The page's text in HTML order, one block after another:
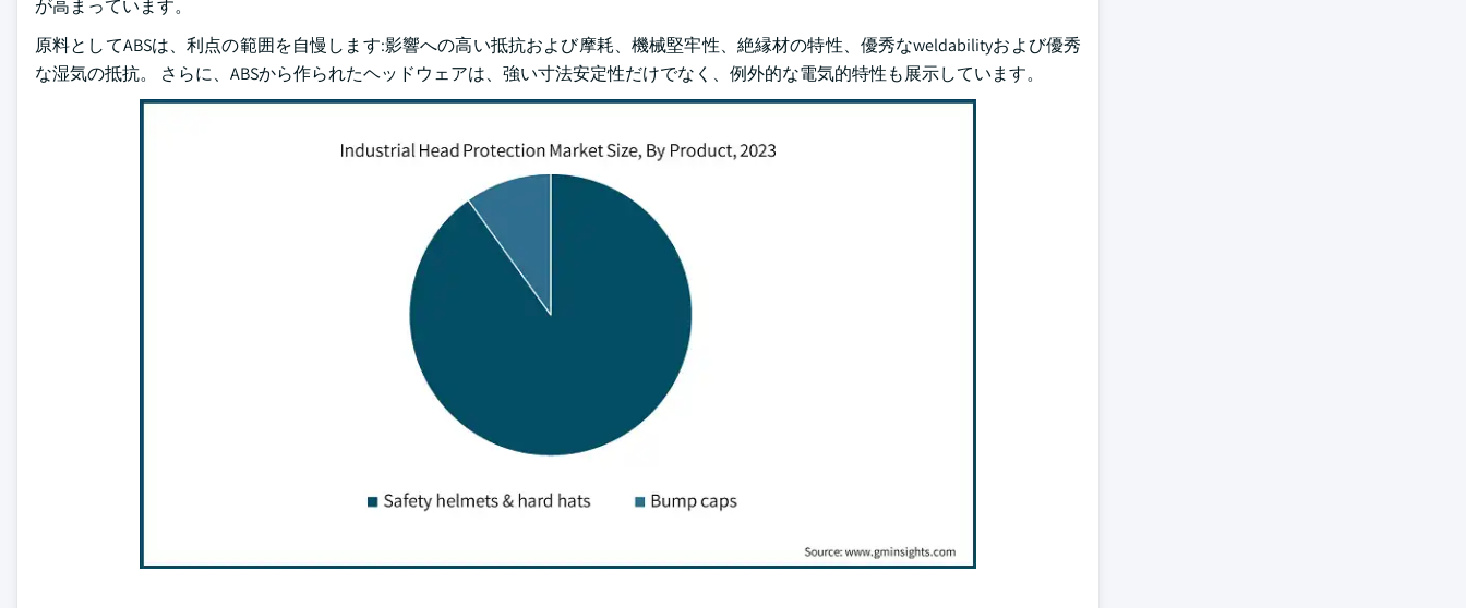
が高まっています。
原料としてABSは、利点の範囲を自慢します:影響への高い抵抗および摩耗、機械堅牢性、絶縁材の特性、優秀なweldabilityおよび優秀
な湿気の抵抗。 さらに、ABSから作られたヘッドウェアは、強い寸法安定性だけでなく、例外的な電気的特性も展示しています。